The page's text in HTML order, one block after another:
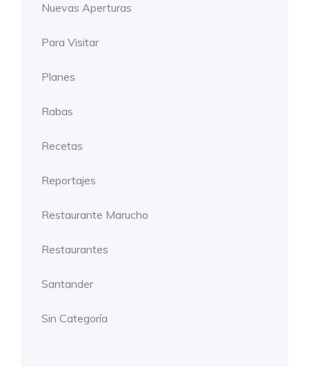
Nuevas Aperturas
Para Visitar
Planes
Rabas
Recetas
Reportajes
Restaurante Marucho
Restaurantes
Santander
Sin Categoría